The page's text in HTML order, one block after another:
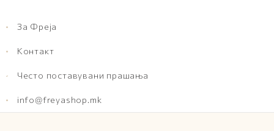
За Фреја
Контакт
Често поставувани прашања
info@freyashop.mk